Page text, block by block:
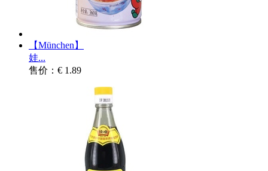
【München】
娃...
售价：€ 1.89